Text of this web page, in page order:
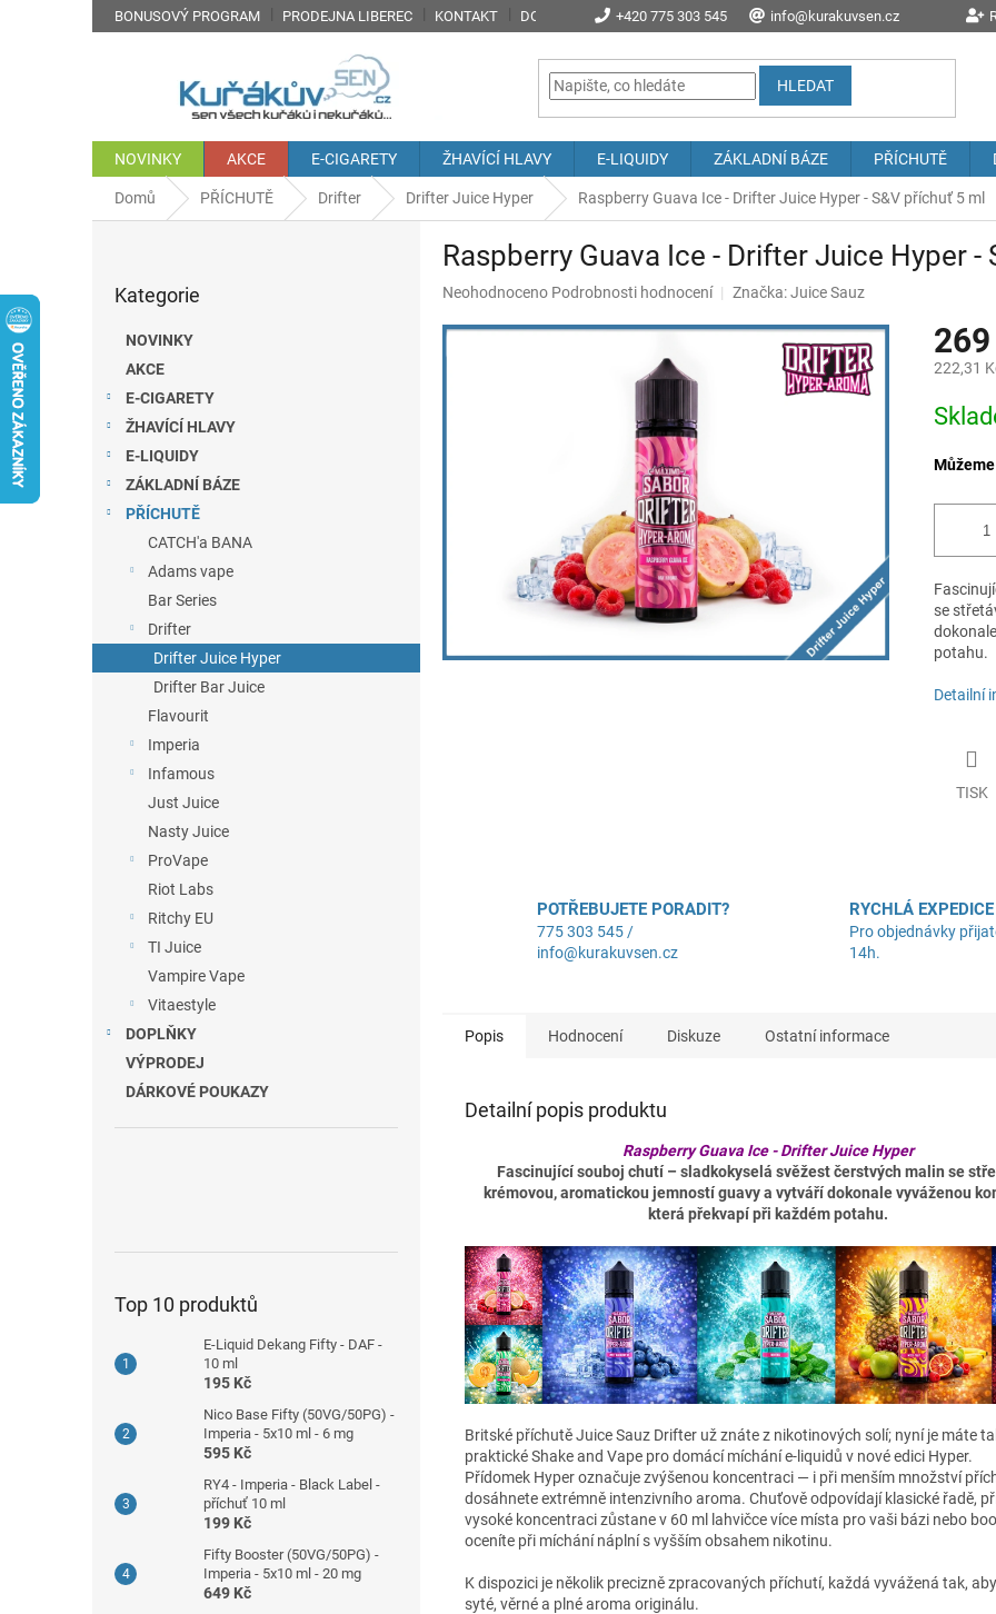
+420 775 303 545 info@kurakuvsen.cz
BONUSOVÝ PROGRAM PRODEJNA LIBEREC KONTAKT DOPRAVA A POŠTOVNÉ PROČ NAKOUPIT U NÁS? JAK NAKUPOVAT
HLEDAT
NOVINKY AKCE E-CIGARETY ŽHAVÍCÍ HLAVY E-LIQUIDY ZÁKLADNÍ BÁZE PŘÍCHUTĚ
Domů PŘÍCHUTĚ Drifter Drifter Juice Hyper Raspberry Guava Ice - Drifter Juice Hyper - S&V příchuť 5 ml
kategorie
Kategorie
NOVINKY
AKCE
E-CIGARETY
ŽHAVÍCÍ HLAVY
E-LIQUIDY
ZÁKLADNÍ BÁZE
PŘÍCHUTĚ
CATCH'a BANA
Adams vape
Bar Series
Drifter
Drifter Juice Hyper
Drifter Bar Juice
Flavourit
Imperia
Infamous
Just Juice
Nasty Juice
ProVape
Riot Labs
Ritchy EU
TI Juice
Vampire Vape
Vitaestyle
DOPLŇKY
VÝPRODEJ
DÁRKOVÉ POUKAZY
Top 10 produktů
E-Liquid Dekang Fifty - DAF -
10 ml
195 Kč
Nico Base Fifty (50VG/50PG) -
Imperia - 5x10 ml - 6 mg
595 Kč
RY4 - Imperia - Black Label -
příchuť 10 ml
199 Kč
Fifty Booster (50VG/50PG) -
Imperia - 5x10 ml - 20 mg
649 Kč
Raspberry Guava Ice - Drifter Juice Hyper -
Průměrné
produktu
je
Neohodnoceno Podrobnosti hodnocení Značka:Juice Sauz
222,31
cena:
se
potahu.
Detailní
TISK
POTŘEBUJETE PORADIT?
775 303 545 /
info@kurakuvsen.cz
RYCHLÁ EXPEDICE
Pro objednávky
14h.
Popis Hodnocení Diskuze Ostatní informace
Detailní popis produktu
Raspberry Guava Ice - Drifter Juice Hyper
Fascinující souboj chutí – sladkokyselá svěžest čerstvých malin se
krémovou, aromatickou jemností guavy a vytváří dokonale vyváženou
která překvapí při každém potahu.
Britské příchutě Juice Sauz Drifter už znáte z nikotinových solí; nyní je máte
praktické Shake and Vape pro domácí míchání e-liquidů v nové edici Hyper.
Přídomek Hyper označuje zvýšenou koncentraci — i při menším množství
dosáhnete extrémně intenzivního aroma. Chuťově odpovídají klasické řadě,
vysoké koncentraci zůstane v 60 ml lahvičce více místa pro vaši bázi nebo
oceníte při míchání náplní s vyšším obsahem nikotinu.
K dispozici je několik precizně zpracovaných příchutí, každá vyvážená tak,
syté, věrné a plné aroma originálu.